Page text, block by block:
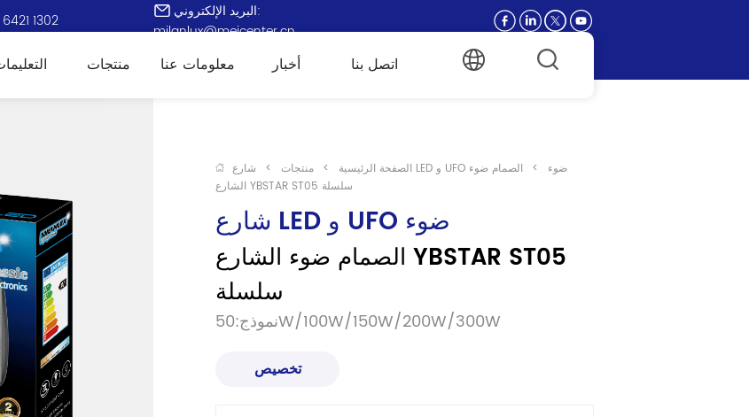
1302
البريد الإلكتروني:
milanlux@meicenter.cn
منتجات معلومات عنا أخبار اتصل بنا
الصفحة الرئيسية > منتجات > شارع LED و UFO ضوء >
الصمام ضوء
الشارع YBSTAR ST05 سلسلة
شارع LED و UFO ضوء
الصمام ضوء الشارع YBSTAR ST05
سلسلة
نموذج:50W/100W/150W/200W/300W
تخصيص